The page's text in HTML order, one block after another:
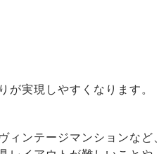
実現しやすくなります。
ィンテージマンションなど